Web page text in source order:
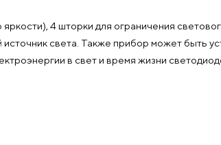
4 шторки для ограничения
света. Также прибор может быть
в свет и время жизни